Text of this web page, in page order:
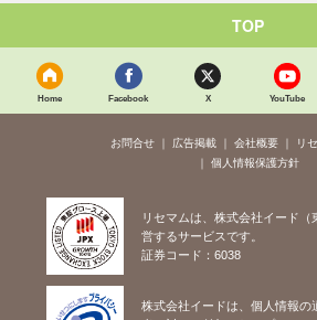
TOP
Home Facebook X YouTube
お問合せ 広告掲載 会社概要
リ
個人情報保護方針
リセマムは、株式会社イード（
営するサービスです。
証券コード：6038
株式会社イードは、個人情報の